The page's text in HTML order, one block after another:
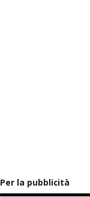
Per la pubblicità